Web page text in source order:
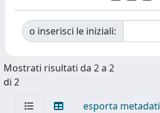
o inserisci le iniziali:
Mostrati risultati da 2 a 2
di 2
esporta metadati